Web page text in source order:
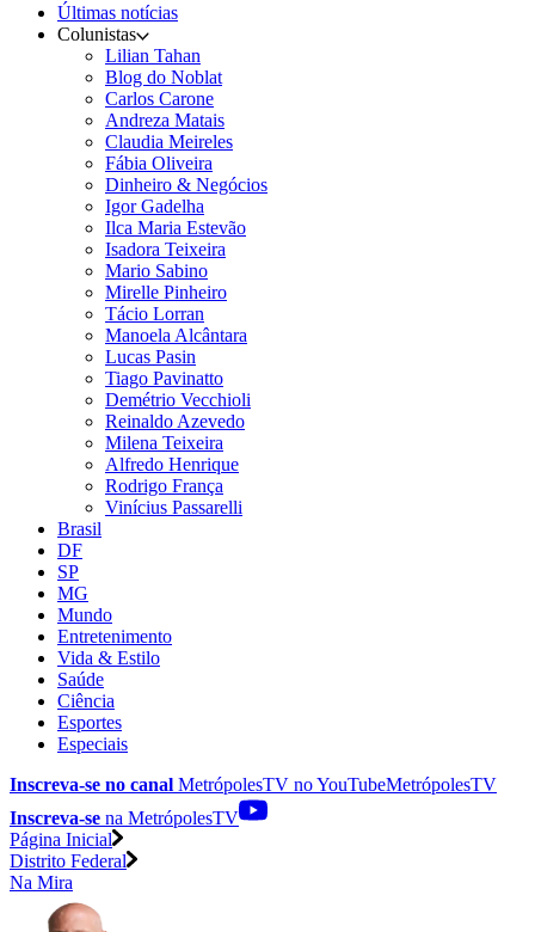
Últimas notícias
Colunistas
Lilian Tahan
Blog do Noblat
Carlos Carone
Andreza Matais
Claudia Meireles
Fábia Oliveira
Dinheiro & Negócios
Igor Gadelha
Ilca Maria Estevão
Isadora Teixeira
Mario Sabino
Mirelle Pinheiro
Tácio Lorran
Manoela Alcântara
Lucas Pasin
Tiago Pavinatto
Demétrio Vecchioli
Reinaldo Azevedo
Milena Teixeira
Alfredo Henrique
Rodrigo França
Vinícius Passarelli
Brasil
DF
SP
MG
Mundo
Entretenimento
Vida & Estilo
Saúde
Ciência
Esportes
Especiais
Inscreva-se no canal MetrópolesTV noYouTubeMetrópolesTV
Inscreva-se na MetrópolesTV
Página Inicial
Distrito Federal
Na Mira